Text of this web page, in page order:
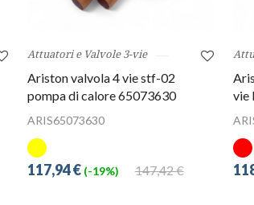
Attuatori e Valvole 3-vie
Ariston valvola 4 vie stf-02
pompa di calore 65073630
ARIS65073630
147,42 €
117,94 € (-19%)
vie